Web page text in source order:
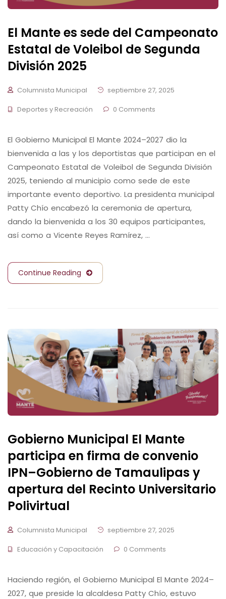
El Mante es sede del Campeonato
Estatal de Voleibol de Segunda
División 2025
Columnista Municipal
septiembre 27, 2025
Deportes y Recreación
0 Comments
El Gobierno Municipal El Mante 2024–2027 dio la
bienvenida a las y los deportistas que participan en el
Campeonato Estatal de Voleibol de Segunda División
2025, teniendo al municipio como sede de este
importante evento deportivo. La presidenta municipal
Patty Chío encabezó la ceremonia de apertura,
dando la bienvenida a los 30 equipos participantes,
así como a Vicente Reyes Ramírez, …
Continue Reading
Gobierno Municipal El Mante
participa en firma de convenio
IPN–Gobierno de Tamaulipas y
apertura del Recinto Universitario
Polivirtual
Columnista Municipal
septiembre 27, 2025
Educación y Capacitación
0 Comments
Haciendo región, el Gobierno Municipal El Mante 2024–
2027, que preside la alcaldesa Patty Chío, estuvo